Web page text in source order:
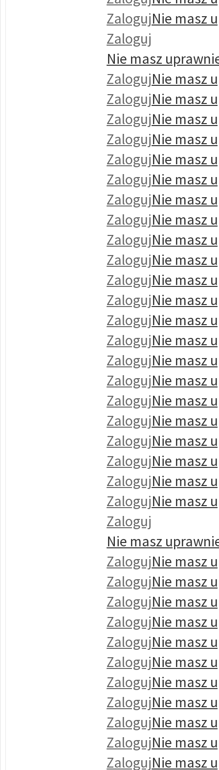
ZalogujNie masz
Zaloguj
Nie masz
ZalogujNie masz
ZalogujNie masz
ZalogujNie masz
ZalogujNie masz
ZalogujNie masz
ZalogujNie masz
ZalogujNie masz
ZalogujNie masz
ZalogujNie masz
ZalogujNie masz
ZalogujNie masz
ZalogujNie masz
ZalogujNie masz
ZalogujNie masz
ZalogujNie masz
ZalogujNie masz
ZalogujNie masz
ZalogujNie masz
ZalogujNie masz
ZalogujNie masz
ZalogujNie masz
ZalogujNie masz
Zaloguj
Nie masz
ZalogujNie masz
ZalogujNie masz
ZalogujNie masz
ZalogujNie masz
ZalogujNie masz
ZalogujNie masz
ZalogujNie masz
ZalogujNie masz
ZalogujNie masz
ZalogujNie masz
ZalogujNie masz